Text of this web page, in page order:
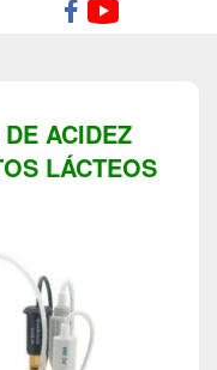
ACIDEZ
LÁCTEOS